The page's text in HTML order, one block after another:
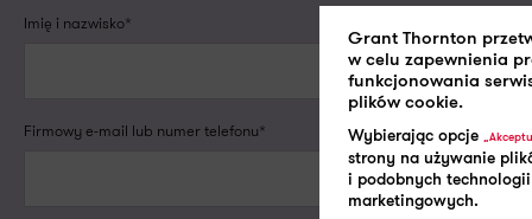
Imię i nazwisko*
Firmowy e-mail lub numer telefonu*
Grant Thornton
w celu zapewnienia
funkcjonowania
plików cookie.
Wybierając opcje
strony na używanie
i podobnych
marketingowych.